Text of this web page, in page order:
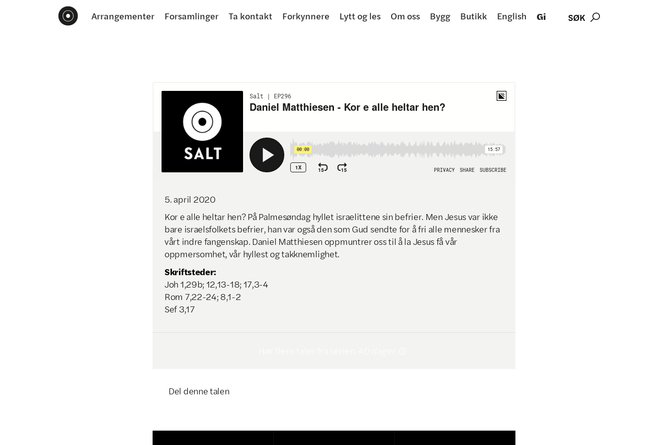
Arrangementer Forsamlinger Ta kontakt Forkynnere Lytt og les Om oss Bygg Butikk English Gi SØK 
5. april 2020
Kor e alle heltar hen? På Palmesøndag hyllet israelittene sin befrier. Men Jesus var ikke
bare israelsfolkets befrier, han var også den som Gud sendte for å fri alle mennesker fra
vårt indre fangenskap. Daniel Matthiesen oppmuntrer oss til å la Jesus få vår
oppmersomhet, vår hyllest og takknemlighet.
Skriftsteder:
Joh 1,29b; 12,13-18; 17,3-4
Rom 7,22-24; 8,1-2
Sef 3,17
Del denne talen